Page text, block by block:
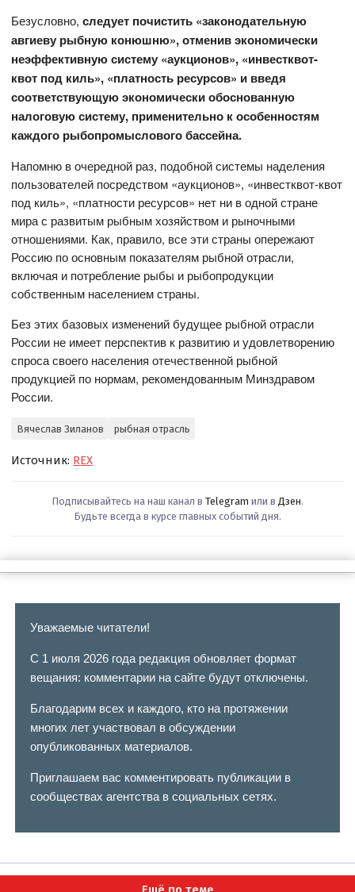
Безусловно,следует почистить «законодательную
авгиеву рыбную конюшню», отменив экономически
неэффективную систему «аукционов», «инвестквот-
квот под киль», «платность ресурсов» и введя
соответствующую экономически обоснованную
налоговую систему, применительно к особенностям
каждого рыбопромыслового бассейна.
Напомню в очередной раз, подобной системы наделения
пользователей посредством «аукционов», «инвестквот-квот
под киль», «платности ресурсов» нет ни в одной стране
мира с развитым рыбным хозяйством и рыночными
отношениями. Как, правило, все эти страны опережают
Россию по основным показателям рыбной отрасли,
включая и потребление рыбы и рыбопродукции
собственным населением страны.
Без этих базовых изменений будущее рыбной отрасли
России не имеет перспектив к развитию и удовлетворению
спроса своего населения отечественной рыбной
продукцией по нормам, рекомендованным Минздравом
России.
Вячеслав Зиланов рыбная отрасль
Источник: REX
Подписывайтесь на наш канал в Telegram или в Дзен.
Будьте всегда в курсе главных событий дня.
Уважаемые читатели!
С 1 июля 2026 года редакция обновляет формат
вещания: комментарии на сайте будут отключены.
Благодарим всех и каждого, кто на протяжении
многих лет участвовал в обсуждении
опубликованных материалов.
Приглашаем вас комментировать публикации в
сообществах агентства в социальных сетях.